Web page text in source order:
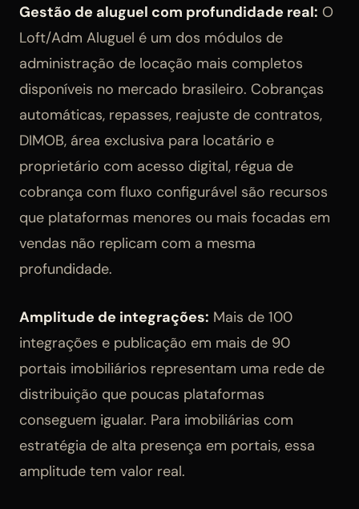
Gestão de aluguel com profundidade real: O
Loft/Adm Aluguel é um dos módulos de
administração de locação mais completos
disponíveis no mercado brasileiro. Cobranças
automáticas, repasses, reajuste de contratos,
DIMOB, área exclusiva para locatário e
proprietário com acesso digital, régua de
cobrança com fluxo configurável são recursos
que plataformas menores ou mais focadas em
vendas não replicam com a mesma
profundidade.
Amplitude de integrações: Mais de 100
integrações e publicação em mais de 90
portais imobiliários representam uma rede de
distribuição que poucas plataformas
conseguem igualar. Para imobiliárias com
estratégia de alta presença em portais, essa
amplitude tem valor real.